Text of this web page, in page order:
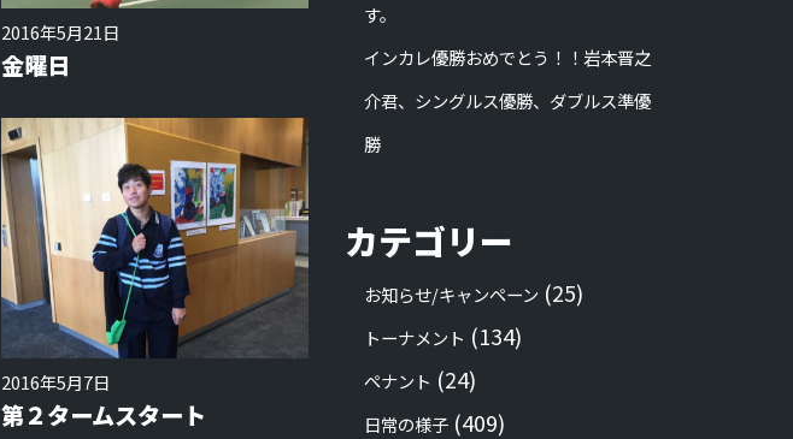
2016年5月21日
金曜日
2016年5月7日
第２タームスタート
す。
インカレ優勝おめでとう！！岩本晋之
介君、シングルス優勝、ダブルス準優
勝
カテゴリー
お知らせ/キャンペーン (25)
トーナメント (134)
ペナント (24)
日常の様子 (409)